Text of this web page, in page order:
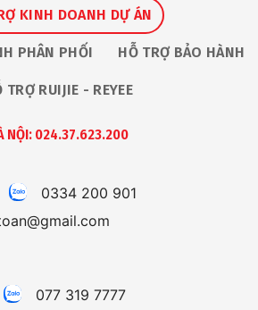
KINH DOANH DỰ ÁN
PHÂN PHỐI HỖ TRỢ BẢO HÀNH
TRỢ RUIJIE - REYEE
NỘI: 024.37.623.200
0334 200 901
077 319 7777